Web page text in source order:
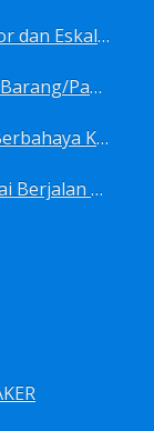
Sertifikasi Ahli K3 Spesialis Elevator dan Eskalator KEMNAKER
Sertifikasi Alat Angkat Listrik/Lift Barang/Passenger Hoist KEMNAKER
Sertifikasi Alat Angkutan Bahan Berbahaya KEMNAKER
Sertifikasi Ban Berjalan Dan Rantai Berjalan KEMNAKER